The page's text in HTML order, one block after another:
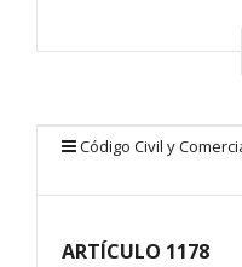
Código Civil y
ARTÍCULO 1178